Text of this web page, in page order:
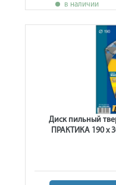
в наличии
Диск пильный
ПРАКТИКА 190 х